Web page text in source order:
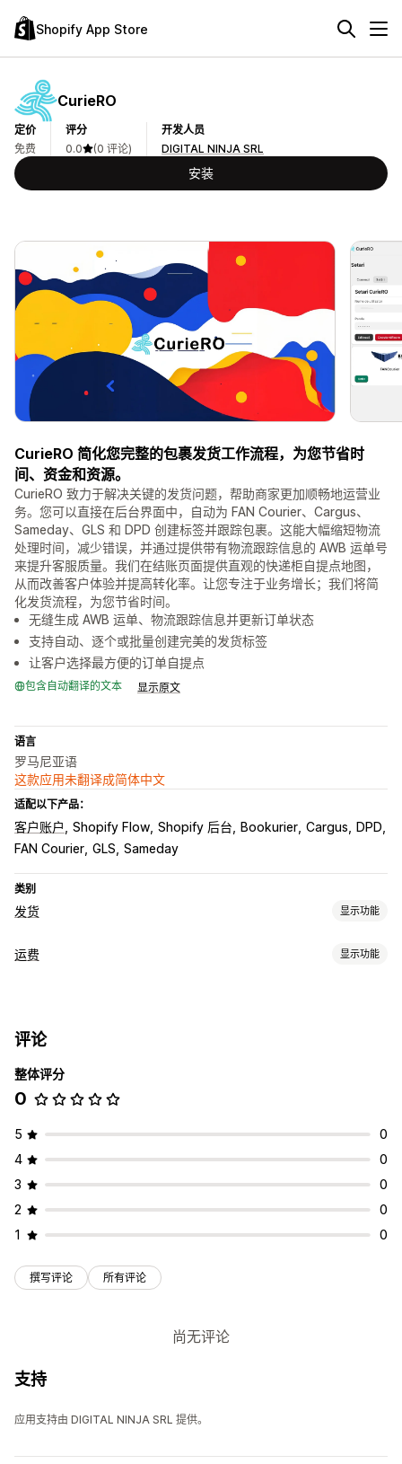
Shopify App Store
CurieRO
定价
免费
评分
0.0
(0 评论)
开发人员
DIGITAL NINJA SRL
安装
CurieRO 简化您完整的包裹发货工作流程，为您节省时
间、资金和资源。
CurieRO 致力于解决关键的发货问题，帮助商家更加顺畅地运营业
务。您可以直接在后台界面中，自动为 FAN Courier、Cargus、
Sameday、GLS 和 DPD 创建标签并跟踪包裹。这能大幅缩短物流
处理时间，减少错误，并通过提供带有物流跟踪信息的 AWB 运单号
来提升客服质量。我们在结账页面提供直观的快递柜自提点地图，
从而改善客户体验并提高转化率。让您专注于业务增长；我们将简
化发货流程，为您节省时间。
无缝生成 AWB 运单、物流跟踪信息并更新订单状态
支持自动、逐个或批量创建完美的发货标签
让客户选择最方便的订单自提点
包含自动翻译的文本 显示原文
语言
罗马尼亚语
这款应用未翻译成简体中文
适配以下产品：
客户账户 Shopify Flow Shopify 后台 Bookurier Cargus
DPD
FAN Courier GLS Sameday
类别
发货 显示功能
标签和包装
管理货件
运费 显示功能
跟踪页面
评论
整体评分
0
5
0
4
0
3
0
2
0
1
0
撰写评论 所有评论
尚无评论
支持
应用支持由 DIGITAL NINJA SRL 提供。